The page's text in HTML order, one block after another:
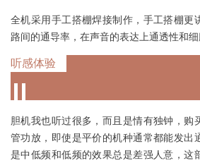
全机采用手工搭棚焊接制作，手工搭棚更
路间的通导率，在声音的表达上通透性和细
听感体验
胆机我也听过很多，而且是情有独钟，购
管功放，即使是平价的机种通常都能发出
是中低频和低频的效果总是差强人意，这